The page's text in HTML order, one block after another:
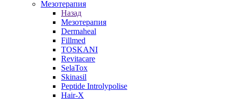
Мезотерапия
Назад
Мезотерапия
Dermaheal
Fillmed
TOSKANI
Revitacare
SelaTox
Skinasil
Peptide Introlypolise
Hair-X